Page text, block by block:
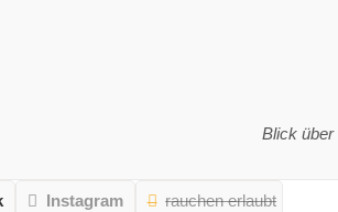
Blick über
Instagram rauchen erlaubt